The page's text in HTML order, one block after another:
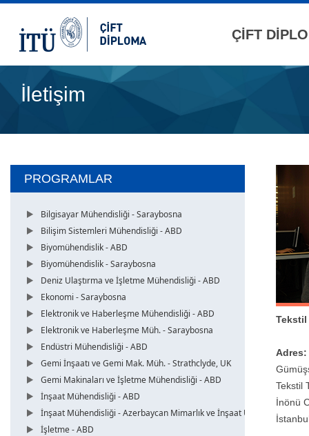
ÇİFT
İletişim
PROGRAMLAR
Bilgisayar Mühendisliği - Saraybosna
Bilişim Sistemleri Mühendisliği - ABD
Biyomühendislik - ABD
Biyomühendislik - Saraybosna
Deniz Ulaştırma ve İşletme Mühendisliği - ABD
Ekonomi - Saraybosna
Elektronik ve Haberleşme Mühendisliği - ABD
Elektronik ve Haberleşme Müh. - Saraybosna
Endüstri Mühendisliği - ABD
Gemi İnşaatı ve Gemi Mak. Müh. - Strathclyde, UK
Gemi Makinaları ve İşletme Mühendisliği - ABD
İnşaat Mühendisliği - ABD
İnşaat Mühendisliği - Azerbaycan Mimarlık ve İnşaat Üni.
İşletme - ABD
Tekstil
Adres:
Tekstil
İnönü